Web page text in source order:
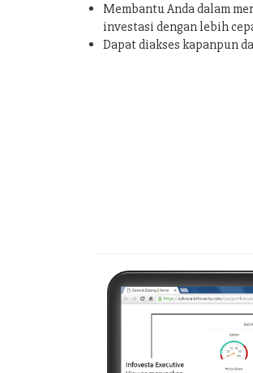
Membantu Anda dalam
investasi dengan lebih
Dapat diakses kapanpun